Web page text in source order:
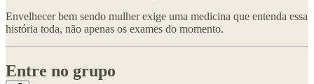
Envelhecer bem sendo mulher exige uma medicina que entenda essa
história toda, não apenas os exames do momento.
Entre no grupo